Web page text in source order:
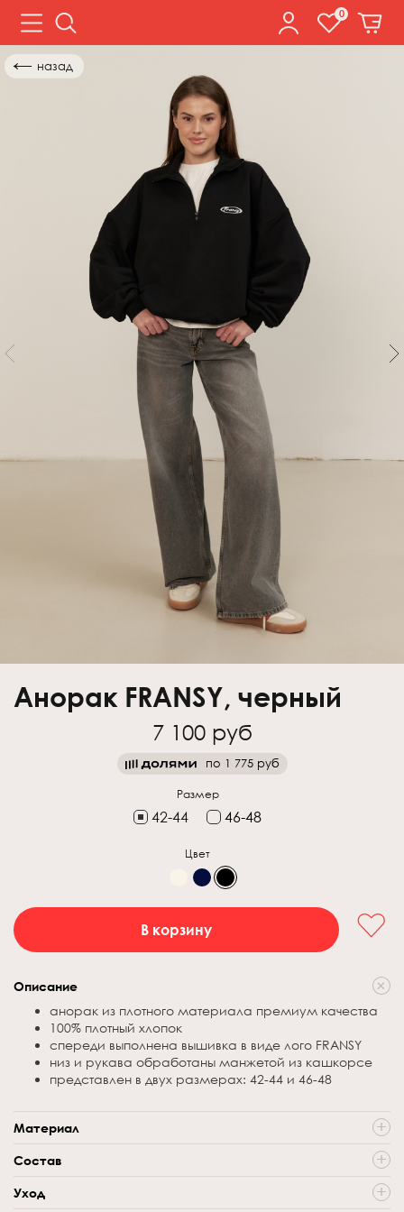
0
← назад
Анорак FRANSY, черный
7 100 руб
по 1 775 руб
Размер
42-44 46-48
Цвет
В корзину
Описание
анорак из плотного материала премиум качества
100% плотный хлопок
спереди выполнена вышивка в виде лого FRANSY
низ и рукава обработаны манжетой из кашкорсе
представлен в двух размерах: 42-44 и 46-48
Материал
Состав
Уход